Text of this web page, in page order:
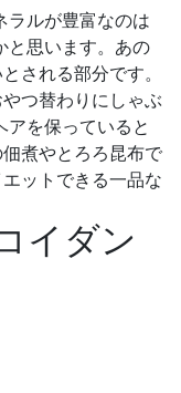
ラルが豊富なのは
と思います。あの
される部分です。
つ替わりにしゃぶ
アを保っていると
煮やとろろ昆布で
ットできる一品な
イダン